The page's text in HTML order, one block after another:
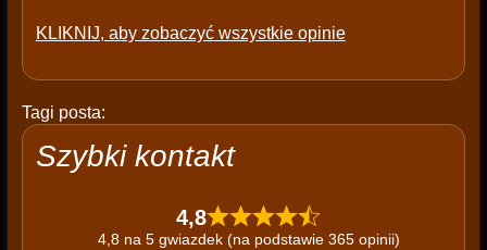
KLIKNIJ, aby zobaczyć wszystkie opinie
Tagi posta:
Szybki kontakt
4,8
4,8 na 5 gwiazdek (na podstawie 365 opinii)